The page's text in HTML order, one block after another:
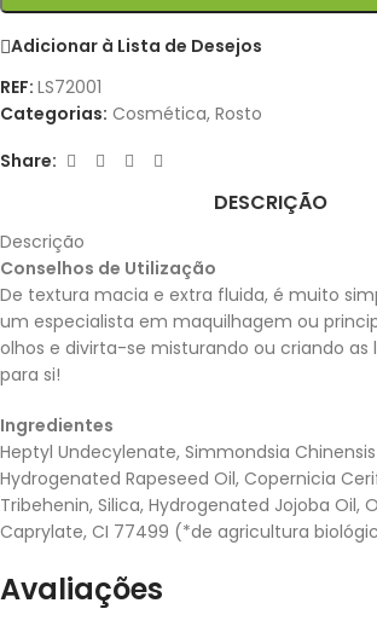
Adicionar à Lista de Desejos
REF: LS72001
Categorias: Cosmética, Rosto
Share:
DESCRIÇÃO
Descrição
Conselhos de Utilização
De textura macia e extra fluida, é muito
um especialista em maquilhagem ou
olhos e divirta-se misturando ou criando as
para si!
Ingredientes
Heptyl Undecylenate, Simmondsia
Hydrogenated Rapeseed Oil, Copernicia
Tribehenin, Silica, Hydrogenated Jojoba Oil,
Caprylate, CI 77499 (*de agricultura
Avaliações